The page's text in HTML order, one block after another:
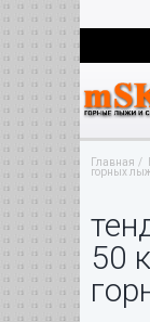
Главная
горных
50